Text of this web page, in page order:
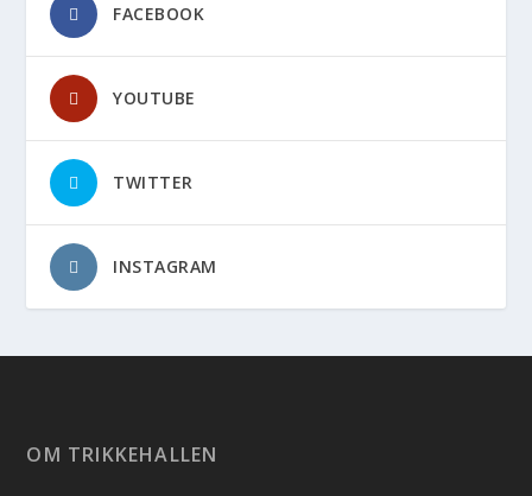
FACEBOOK
YOUTUBE
TWITTER
INSTAGRAM
OM TRIKKEHALLEN